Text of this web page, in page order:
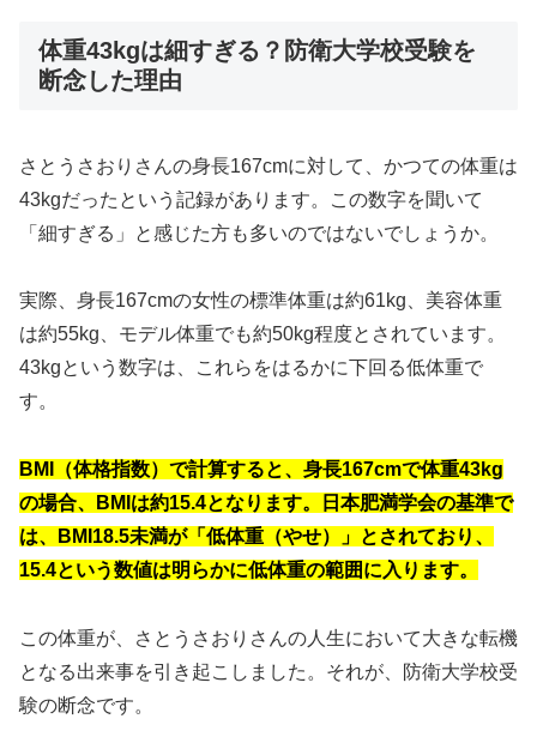
体重43kgは細すぎる？防衛大学校受験を
断念した理由
さとうさおりさんの身長167cmに対して、かつての体重は
43kgだったという記録があります。この数字を聞いて
「細すぎる」と感じた方も多いのではないでしょうか。
実際、身長167cmの女性の標準体重は約61kg、美容体重
は約55kg、モデル体重でも約50kg程度とされています。
43kgという数字は、これらをはるかに下回る低体重で
す。
BMI（体格指数）で計算すると、身長167cmで体重43kg
の場合、BMIは約15.4となります。日本肥満学会の基準で
は、BMI18.5未満が「低体重（やせ）」とされており、
15.4という数値は明らかに低体重の範囲に入ります。
この体重が、さとうさおりさんの人生において大きな転機
となる出来事を引き起こしました。それが、防衛大学校受
験の断念です。